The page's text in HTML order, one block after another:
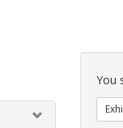
You